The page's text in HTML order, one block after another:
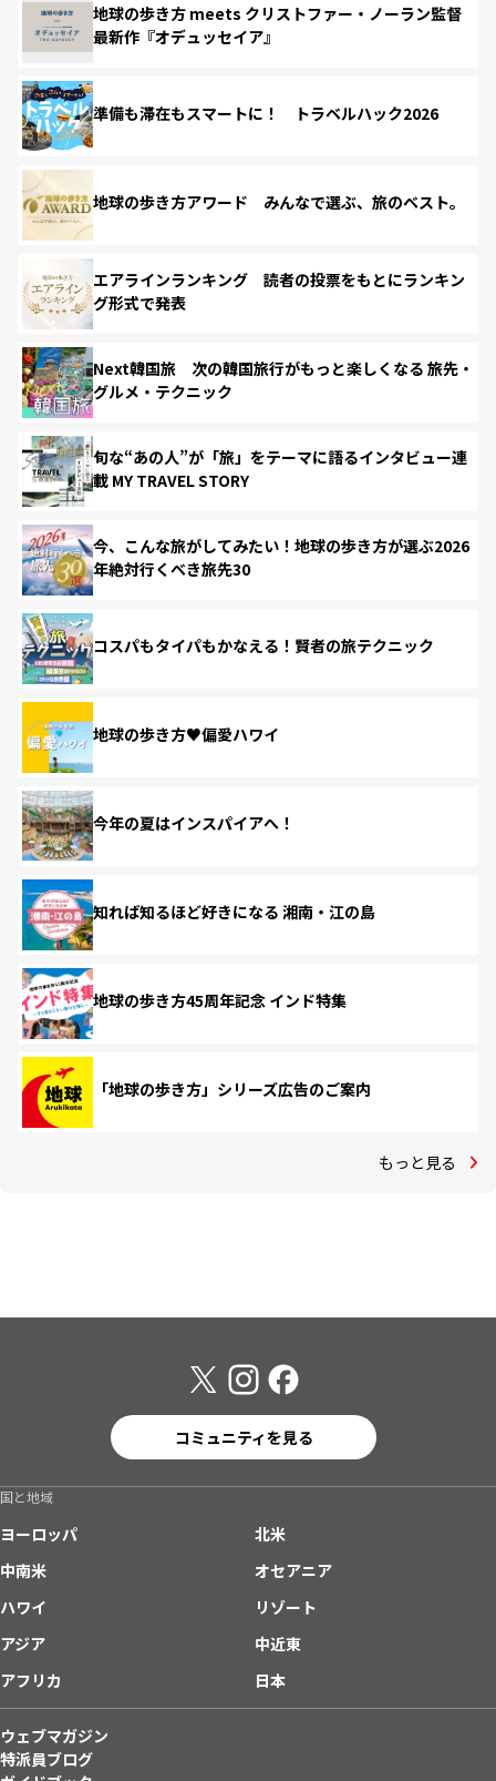
地球の歩き方 meets クリストファー・ノーラン監督
最新作『オデュッセイア』
準備も滞在もスマートに！ トラベルハック2026
地球の歩き方アワード みんなで選ぶ、旅のベスト。
エアラインランキング 読者の投票をもとにランキン
グ形式で発表
Next韓国旅 次の韓国旅行がもっと楽しくなる 旅先・
グルメ・テクニック
旬な“あの人”が「旅」をテーマに語るインタビュー連
載 MY TRAVEL STORY
今、こんな旅がしてみたい！地球の歩き方が選ぶ2026
年絶対行くべき旅先30
コスパもタイパもかなえる！賢者の旅テクニック
地球の歩き方♥偏愛ハワイ
今年の夏はインスパイアへ！
知れば知るほど好きになる 湘南・江の島
地球の歩き方45周年記念 インド特集
「地球の歩き方」シリーズ広告のご案内
もっと見る
コミュニティを見る
国と地域
ヨーロッパ
北米
中南米
オセアニア
ハワイ
リゾート
アジア
中近東
アフリカ
日本
ウェブマガジン
特派員ブログ